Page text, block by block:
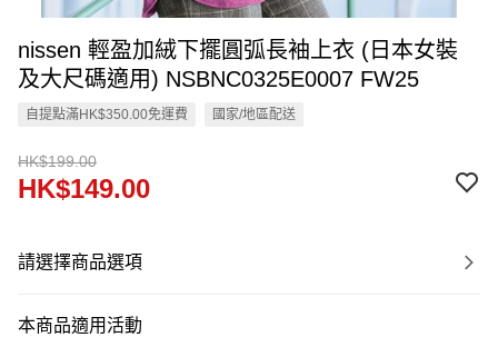
nissen 輕盈加絨下擺圓弧長袖上衣 (日本女裝
及大尺碼適用) NSBNC0325E0007 FW25
自提點滿HK$350.00免運費 國家/地區配送
HK$199.00
HK$149.00
請選擇商品選項
本商品適用活動